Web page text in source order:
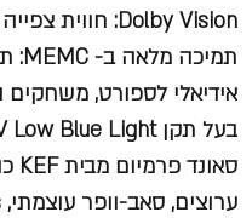
Dolby Vision: חווית
תמיכה מלאה ב- MEMC
:
אידיאלי לספורט, משחקים
בעל תקןLow Blue Light